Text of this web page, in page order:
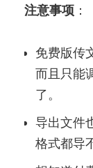
注意事项 ：
免费版传
而且只能
了。
导出文件
格式都导